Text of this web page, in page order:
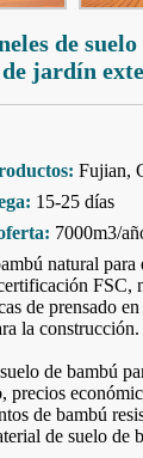
de
jardín
Fujian,
15-25 días
7000m3/
natural para
FSC,
de prensado
la construcción.
de bambú
precios
de bambú
de suelo de